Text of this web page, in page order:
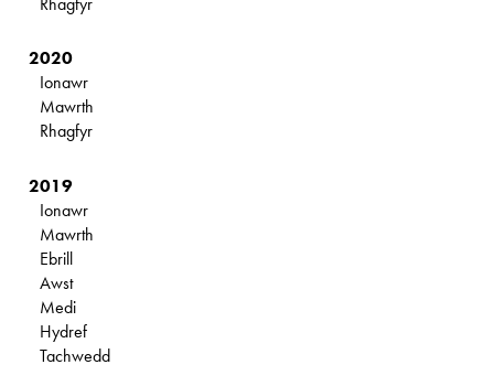
2020
Ionawr
Mawrth
Rhagfyr
2019
Ionawr
Mawrth
Ebrill
Awst
Medi
Hydref
Tachwedd